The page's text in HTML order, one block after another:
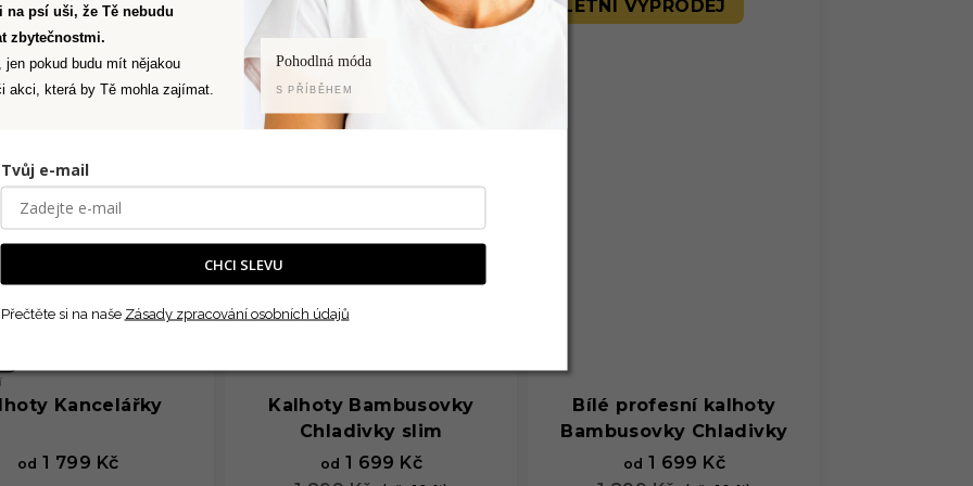
z
hvězdiček.
5
hvězdiček.
Kancelářky
od 1 799 Kč
LETNÍ VÝPRODEJ
Kalhoty Bambusovky
Chladivky slim
od 1 699 Kč
LETNÍ VÝPRODEJ
Bílé profesní kalhoty
Bambusovky Chladivky
od 1 699 Kč
na psí uši, že Tě nebudu
zbytečnostmi.
jen pokud budu mít nějakou
akci, která by Tě mohla zajímat.
Pohodlná móda
S PŘÍBĚHEM
Tvůj e-mail
CHCI SLEVU
Přečtěte si na naše Zásady zpracování osobních údajů